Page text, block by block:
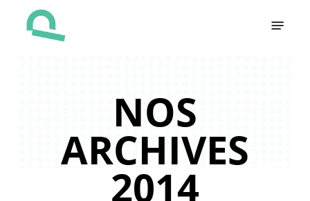
NOS
ARCHIVES
2014